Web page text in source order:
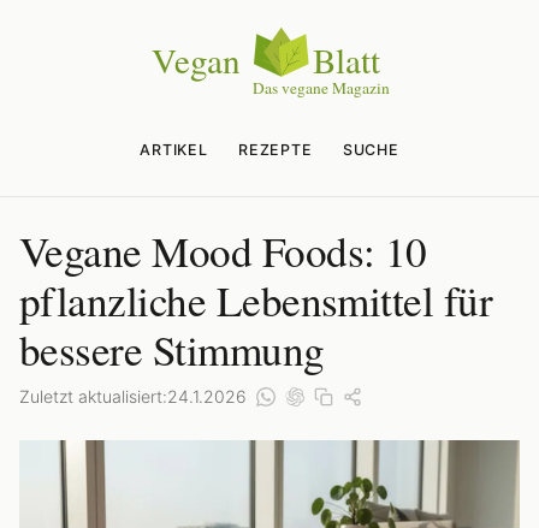
ARTIKEL REZEPTE SUCHE
Vegane Mood Foods: 10
pflanzliche Lebensmittel für
bessere Stimmung
Zuletzt aktualisiert:24.1.2026